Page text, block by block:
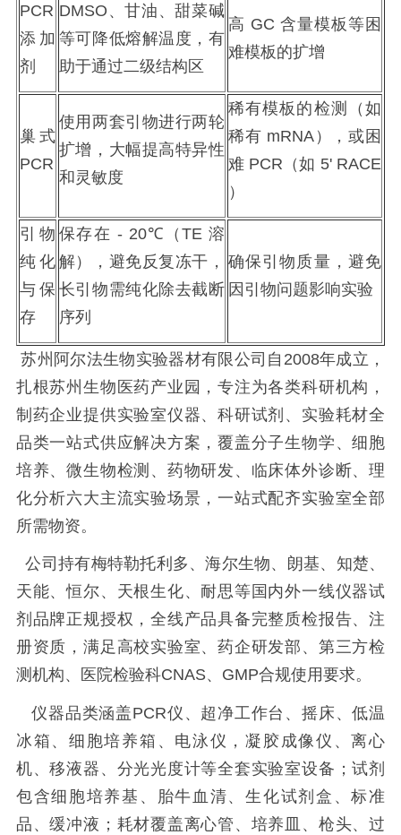
PCR
添加
剂
DMSO 、甘油、甜菜碱
等可降低熔解温度，有
助于通过二级结构区
高 GC 含量模板等困
难模板的扩增
巢式
PCR
使用两套引物进行两轮
扩增，大幅提高特异性
和灵敏度
稀有模板的检测（如
稀有 mRNA ），或困
难 PCR （如 5' RACE
）
引物
纯化
与保
存
保存在 - 20℃ （TE 溶
解），避免反复冻干，
长引物需纯化除去截断
序列
确保引物质量，避免
因引物问题影响实验
苏州阿尔法生物实验器材有限公司自2008年成立，
扎根苏州生物医药产业园，专注为各类科研机构，
制药企业提供实验室仪器、科研试剂、实验耗材全
品类一站式供应解决方案，覆盖分子生物学、细胞
培养、微生物检测、药物研发、临床体外诊断、理
化分析六大主流实验场景，一站式配齐实验室全部
所需物资。
公司持有梅特勒托利多、海尔生物、朗基、知楚、
天能、恒尔、天根生化、耐思等国内外一线仪器试
剂品牌正规授权，全线产品具备完整质检报告、注
册资质，满足高校实验室、药企研发部、第三方检
测机构、医院检验科CNAS、GMP合规使用要求。
仪器品类涵盖PCR仪、超净工作台、摇床、低温
冰箱、细胞培养箱、电泳仪，凝胶成像仪、离心
机、移液器、分光光度计等全套实验室设备；试剂
包含细胞培养基、胎牛血清、生化试剂盒、标准
品、缓冲液；耗材覆盖离心管、培养皿、枪头、过